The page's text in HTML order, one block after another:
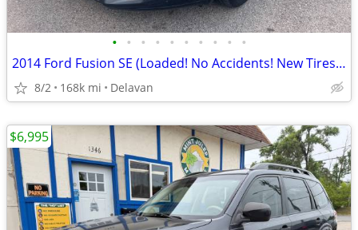
• • • • • • • • • •
2014 Ford Fusion SE (Loaded! No Accidents! New Tires! New Brakes!)
8/2 168k mi Delavan
$6,995